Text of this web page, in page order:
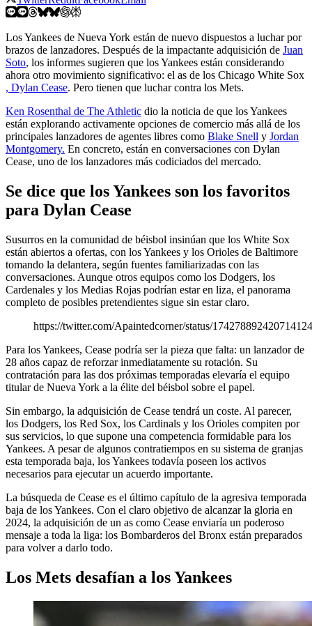
Los Yankees de Nueva York están de nuevo dispuestos a luchar por
brazos de lanzadores. Después de la impactante adquisición de Juan
Soto, los informes sugieren que los Yankees están considerando
ahora otro movimiento significativo: el as de los Chicago White Sox
, Dylan Cease. Pero tienen que luchar contra los Mets.
Ken Rosenthal de The Athletic dio la noticia de que los Yankees
están explorando activamente opciones de comercio más allá de los
principales lanzadores de agentes libres como Blake Snell y Jordan
Montgomery. En concreto, están en conversaciones con Dylan
Cease, uno de los lanzadores más codiciados del mercado.
Se dice que los Yankees son los favoritos
para Dylan Cease
Susurros en la comunidad de béisbol insinúan que los White Sox
están abiertos a ofertas, con los Yankees y los Orioles de Baltimore
tomando la delantera, según fuentes familiarizadas con las
conversaciones. Aunque otros equipos como los Dodgers, los
Cardenales y los Medias Rojas podrían estar en liza, el panorama
completo de posibles pretendientes sigue sin estar claro.
https://twitter.com/Apaintedcorner/status/
Para los Yankees, Cease podría ser la pieza que falta: un lanzador de
28 años capaz de reforzar inmediatamente su rotación. Su
contratación para las dos próximas temporadas elevaría el equipo
titular de Nueva York a la élite del béisbol sobre el papel.
Sin embargo, la adquisición de Cease tendrá un coste. Al parecer,
los Dodgers, los Red Sox, los Cardinals y los Orioles compiten por
sus servicios, lo que supone una competencia formidable para los
Yankees. A pesar de algunos contratiempos en su sistema de granjas
esta temporada baja, los Yankees todavía poseen los activos
necesarios para ejecutar un acuerdo importante.
La búsqueda de Cease es el último capítulo de la agresiva temporada
baja de los Yankees. Con el claro objetivo de alcanzar la gloria en
2024, la adquisición de un as como Cease enviaría un poderoso
mensaje a toda la liga: los Bombarderos del Bronx están preparados
para volver a darlo todo.
Los Mets desafían a los Yankees